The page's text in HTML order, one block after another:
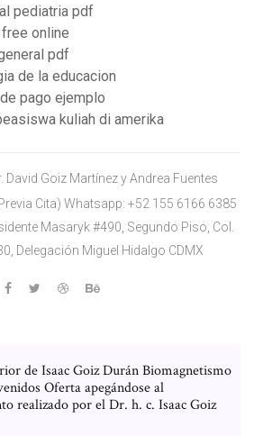
pediatria pdf
online
pdf
de la educacion
pago ejemplo
kuliah di amerika
David Goiz Martínez y Andrea Fuentes
Cita) Whatsapp: +52 155 6166 6385
Masaryk #490, Segundo Piso, Col.
Delegación Miguel Hidalgo CDMX
de Isaac Goiz Durán Biomagnetismo
Oferta apegándose al
realizado por el Dr. h. c. Isaac Goiz